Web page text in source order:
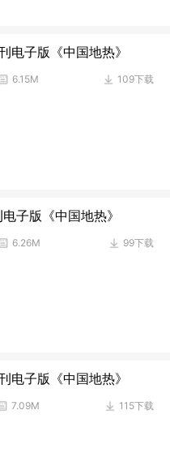
电子版《中国地热》
109下载
6.15M
子版《中国地热》
99下载
6.26M
电子版《中国地热》
115下载
7.09M